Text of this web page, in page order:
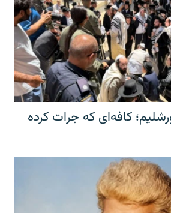
کافه‌ای که جرات کرده